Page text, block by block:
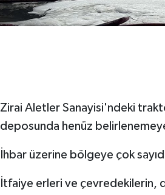
Zirai Aletler Sanayisi'ndeki
deposunda henüz
İhbar üzerine bölgeye çok
İtfaiye erleri ve çevredekilerin,